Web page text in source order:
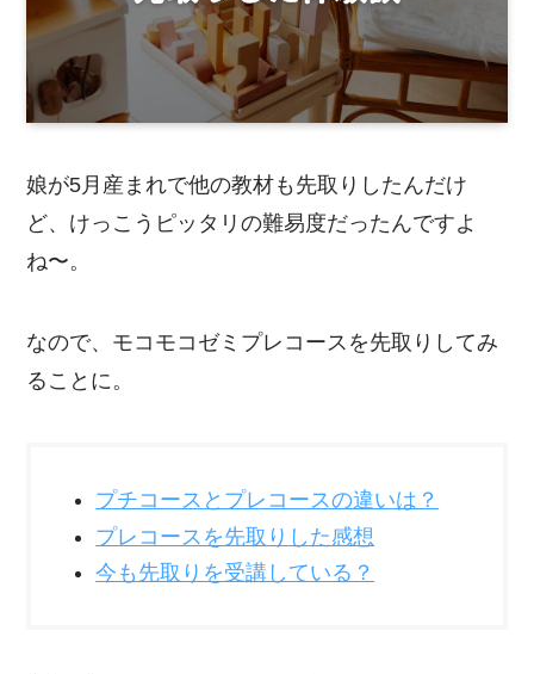
娘が5月産まれで他の教材も先取りしたんだけ
ど、けっこうピッタリの難易度だったんですよ
ね〜。
なので、モコモコゼミプレコースを先取りしてみ
ることに。
プチコースとプレコースの違いは？
プレコースを先取りした感想
今も先取りを受講している？